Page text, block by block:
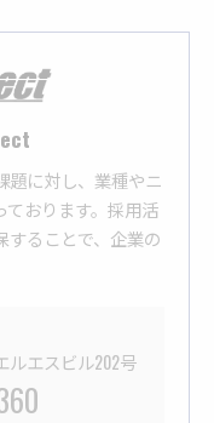
題に対し、業種やニ
ております。採用活
することで、企業の
ルエスビル202号